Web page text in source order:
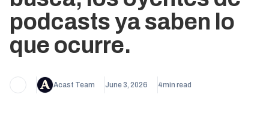
podcasts ya saben lo
que ocurre.
Acast Team June 3, 2026 4min read